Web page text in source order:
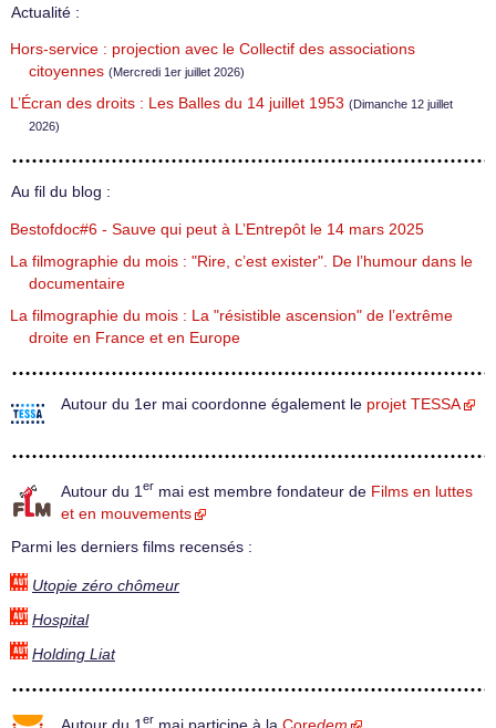
Actualité :
Hors-service : projection avec le Collectif des associations
citoyennes (Mercredi 1er juillet 2026)
L’Écran des droits : Les Balles du 14 juillet 1953 (Dimanche 12 juillet
2026)
Au fil du blog :
Bestofdoc#6 - Sauve qui peut à L’Entrepôt le 14 mars 2025
La filmographie du mois : "Rire, c’est exister". De l’humour dans le
documentaire
La filmographie du mois : La "résistible ascension" de l’extrême
droite en France et en Europe
Autour du 1er mai coordonne également le projet TESSA
Autour du 1 er mai est membre fondateur de Films en luttes
et en mouvements
Parmi les derniers films recensés :
Utopie zéro chômeur
Hospital
Holding Liat
er